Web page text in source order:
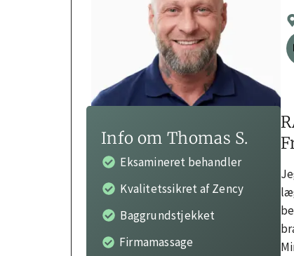
Info om Thomas S.
Eksamineret behandler
Kvalitetssikret af Zency
Baggrundstjekket
Firmamassage